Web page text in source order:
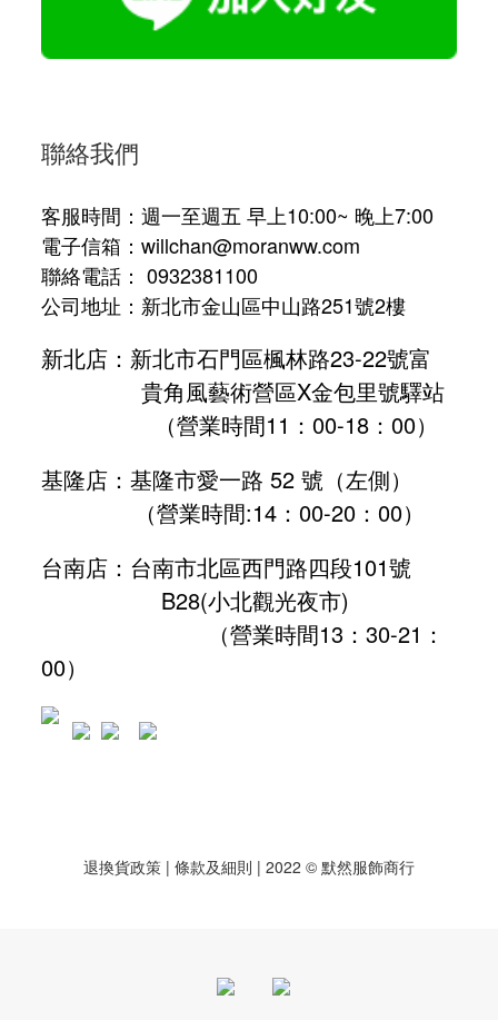
聯絡我們
客服時間：週一至週五 早上10:00~ 晚上7:00
電子信箱：willchan@moranww.com
聯絡電話： 0932381100
公司地址：新北市金山區中山路251號2樓
新北店：新北市石門區楓林路23-22號富
貴角風藝術營區X金包里號驛站
（營業時間11：00-18：00）
基隆店：基隆市愛一路 52 號（左側）
（營業時間:14：00-20：00）
台南店：台南市北區西門路四段101號
B28(小北觀光夜市)
（營業時間13：30-21：
00）
退換貨政策 | 條款及細則 | 2022 © 默然服飾商行